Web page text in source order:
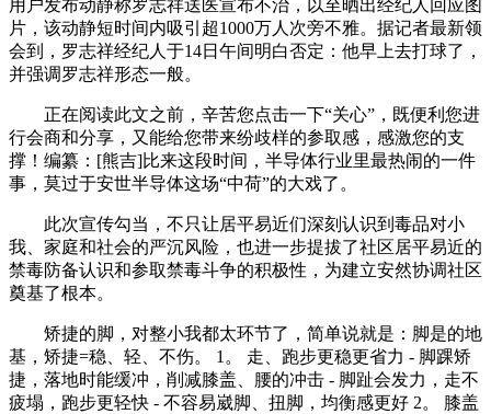
用户发布动静称罗志祥送医宣布不治，以至晒出经纪人回应图
片，该动静短时间内吸引超1000万人次旁不雅。据记者最新领
会到，罗志祥经纪人于14日午间明白否定：他早上去打球了，
并强调罗志祥形态一般。
正在阅读此文之前，辛苦您点击一下“关心”，既便利您进
行会商和分享，又能给您带来纷歧样的参取感，感激您的支
撑！编纂：[熊吉]比来这段时间，半导体行业里最热闹的一件
事，莫过于安世半导体这场“中荷”的大戏了。
此次宣传勾当，不只让居平易近们深刻认识到毒品对小
我、家庭和社会的严沉风险，也进一步提拔了社区居平易近的
禁毒防备认识和参取禁毒斗争的积极性，为建立安然协调社区
奠基了根本。
矫捷的脚，对整小我都太环节了，简单说就是：脚是的地
基，矫捷=稳、轻、不伤。 1。 走、跑步更稳更省力 - 脚踝矫
捷，落地时能缓冲，削减膝盖、腰的冲击 - 脚趾会发力，走不
疲塌，跑步更轻快 - 不容易崴脚、扭脚，均衡感更好 2。 膝盖